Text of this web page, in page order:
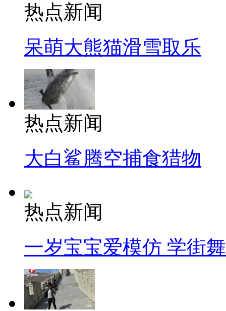
热点新闻
呆萌大熊猫滑雪取乐
热点新闻
大白鲨腾空捕食猎物
热点新闻
一岁宝宝爱模仿 学街